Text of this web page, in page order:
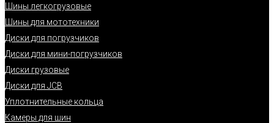
Шины легкогрузовые
Шины для мототехники
Диски для погрузчиков
Диски для мини-погрузчиков
Диски грузовые
Диски для JCB
Уплотнительные кольца
Камеры для шин